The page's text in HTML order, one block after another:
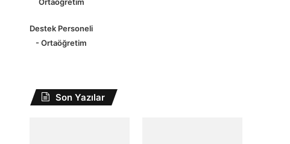
Destek Personeli
- Ortaöğretim
Son Yazılar